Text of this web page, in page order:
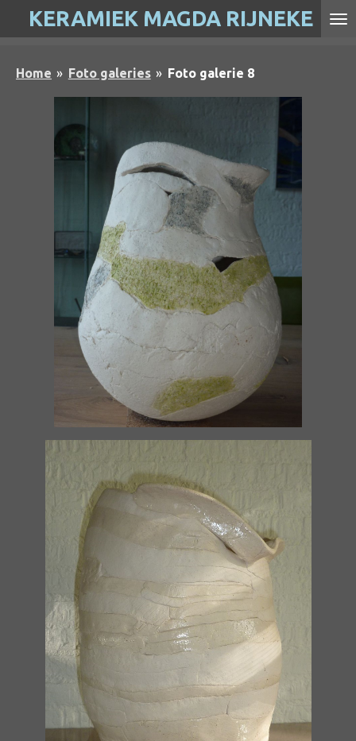
direct
de
KERAMIEK MAGDA RIJNEKE
Home » Foto galeries » Foto galerie 8